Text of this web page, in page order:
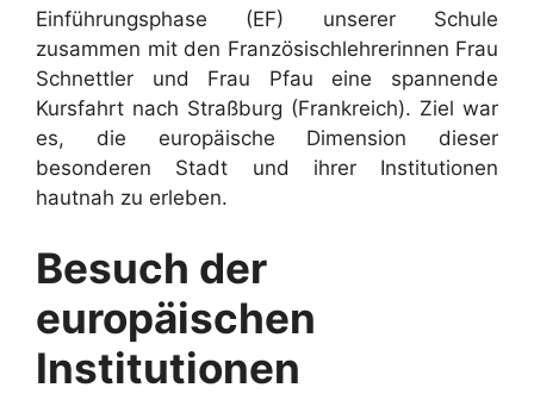
Einführungsphase (EF) unserer Schule
zusammen mit den Französischlehrerinnen Frau
Schnettler und Frau Pfau eine spannende
Kursfahrt nach Straßburg (Frankreich). Ziel war
es, die europäische Dimension dieser
besonderen Stadt und ihrer Institutionen
hautnah zu erleben.
Besuch der
europäischen
Institutionen